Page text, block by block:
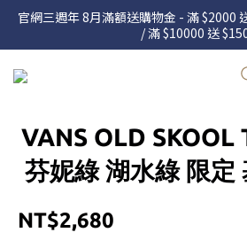
官網三週年 8月滿額送購物金 - 滿 $2000
/ 滿 $10000 送
官網三週年 8月滿額送購物金 - 滿 $2000
/ 滿 $10000 送
7.22 – 8.13 日本連線中，絕
度請詳閱公告
官網三週年 8月滿額送購物金 - 滿 $2000
/ 滿 $10000 送
VANS OLD SKOOL
芬妮綠 湖水綠 限定
NT$2,680